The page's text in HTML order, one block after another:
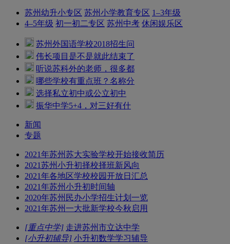
苏州幼升小专区 苏州小学教育专区 1–3年级
4–5年级 初一初二专区 苏州中考 休闲娱乐区
苏州外国语学校2018招生问
伟长项目是不是就此结束了
听说苏科外的老师，很多都
哪些学校有重点班？名称分
选择私立初中或公立初中
振华中学5+4，对三好有什
新闻
专题
2021年苏州苏大实验学校开始接收简历
2021苏州小升初择校择班新风向
2021年各地区学校校园开放日汇总
2021年苏州小升初时间轴
2020年苏州民办小学招生计划一览
2021年苏州一大批新学校今秋启用
[重点中学] 走进苏州市立达中学
[小升初辅导] 小升初数学学习辅导